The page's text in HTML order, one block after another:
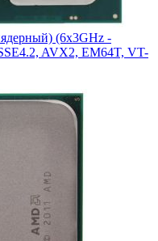
(6x3GHz -
AVX2, EM64T, VT-